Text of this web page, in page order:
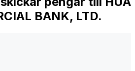
BANK, LTD.